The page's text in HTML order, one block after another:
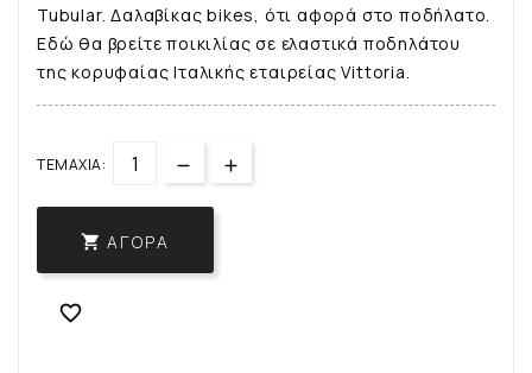
Tubular. Δαλαβίκας bikes, ότι αφορά στο ποδήλατο.
Εδώ θα βρείτε ποικιλίας σε ελαστικά ποδηλάτου
της κορυφαίας Ιταλικής εταιρείας Vittoria.
ΤΕΜΆΧΙΑ:
 ΑΓΟΡΆ
